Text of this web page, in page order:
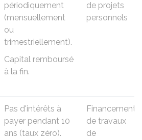
périodiquement
(mensuellement
ou
trimestriellement).
Capital remboursé
à la fin.
de projets
personnels
Pas d'intérêts à
payer pendant 10
ans (taux zéro).
Financement
de travaux
de